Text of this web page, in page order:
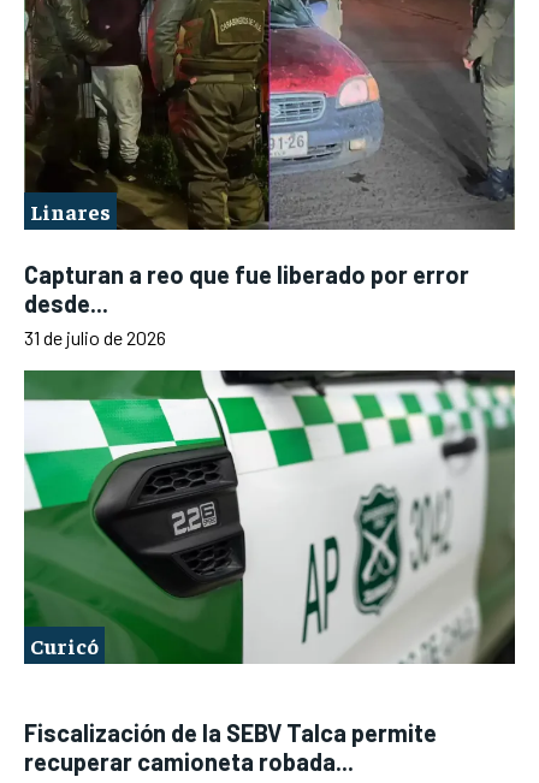
Linares
Capturan a reo que fue liberado por error
desde...
31 de julio de 2026
Curicó
Fiscalización de la SEBV Talca permite
recuperar camioneta robada...